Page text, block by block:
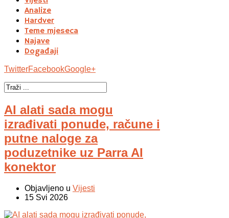
Analize
Hardver
Teme mjeseca
Najave
Događaji
TwitterFacebookGoogle+
AI alati sada mogu
izrađivati ponude, račune i
putne naloge za
poduzetnike uz Parra AI
konektor
Objavljeno u Vijesti
15 Svi 2026